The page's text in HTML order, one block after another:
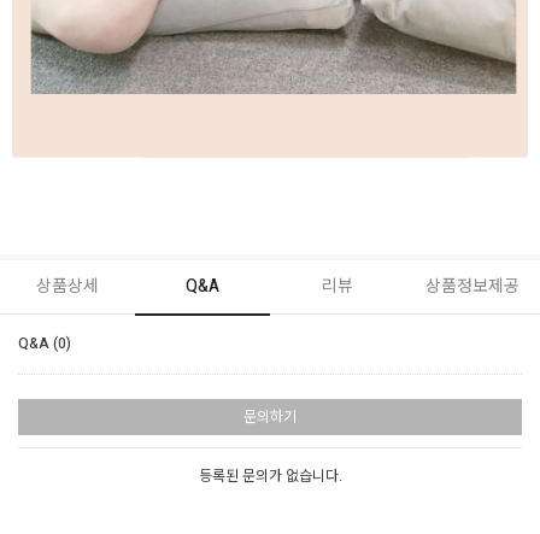
상품상세 Q&A 리뷰 상품정보제공
Q&A (0)
문의하기
등록된 문의가 없습니다.